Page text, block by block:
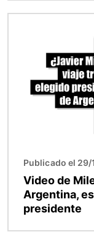
Publicado el
Video de
Argentina,
presidente